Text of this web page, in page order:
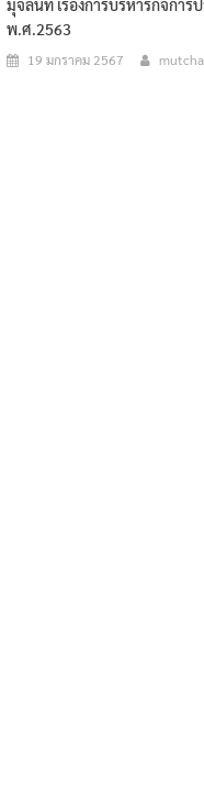
มุจลินท์ เรื่องการบริหารกิจการ
พ.ศ.2563
19 มกราคม 2567